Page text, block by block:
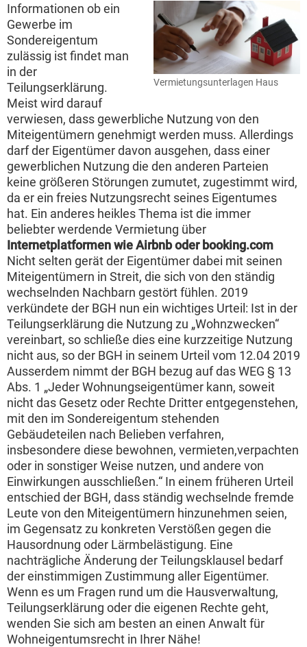
Vermietungsunterlagen Haus
Informationen ob ein
Gewerbe im
Sondereigentum
zulässig ist findet man
in der
Teilungserklärung.
Meist wird darauf
verwiesen, dass gewerbliche Nutzung von den
Miteigentümern genehmigt werden muss. Allerdings
darf der Eigentümer davon ausgehen, dass einer
gewerblichen Nutzung die den anderen Parteien
keine größeren Störungen zumutet, zugestimmt wird,
da er ein freies Nutzungsrecht seines Eigentumes
hat. Ein anderes heikles Thema ist die immer
beliebter werdende Vermietung über
Internetplatformen wie Airbnb oder booking.com
Nicht selten gerät der Eigentümer dabei mit seinen
Miteigentümern in Streit, die sich von den ständig
wechselnden Nachbarn gestört fühlen. 2019
verkündete der BGH nun ein wichtiges Urteil: Ist in der
Teilungserklärung die Nutzung zu „Wohnzwecken“
vereinbart, so schließe dies eine kurzzeitige Nutzung
nicht aus, so der BGH in seinem Urteil vom 12.04 2019
Ausserdem nimmt der BGH bezug auf das WEG § 13
Abs. 1 „Jeder Wohnungseigentümer kann, soweit
nicht das Gesetz oder Rechte Dritter entgegenstehen,
mit den im Sondereigentum stehenden
Gebäudeteilen nach Belieben verfahren,
insbesondere diese bewohnen, vermieten,verpachten
oder in sonstiger Weise nutzen, und andere von
Einwirkungen ausschließen.“ In einem früheren Urteil
entschied der BGH, dass ständig wechselnde fremde
Leute von den Miteigentümern hinzunehmen seien,
im Gegensatz zu konkreten Verstößen gegen die
Hausordnung oder Lärmbelästigung. Eine
nachträgliche Änderung der Teilungsklausel bedarf
der einstimmigen Zustimmung aller Eigentümer.
Wenn es um Fragen rund um die Hausverwaltung,
Teilungserklärung oder die eigenen Rechte geht,
wenden Sie sich am besten an einen Anwalt für
Wohneigentumsrecht in Ihrer Nähe!